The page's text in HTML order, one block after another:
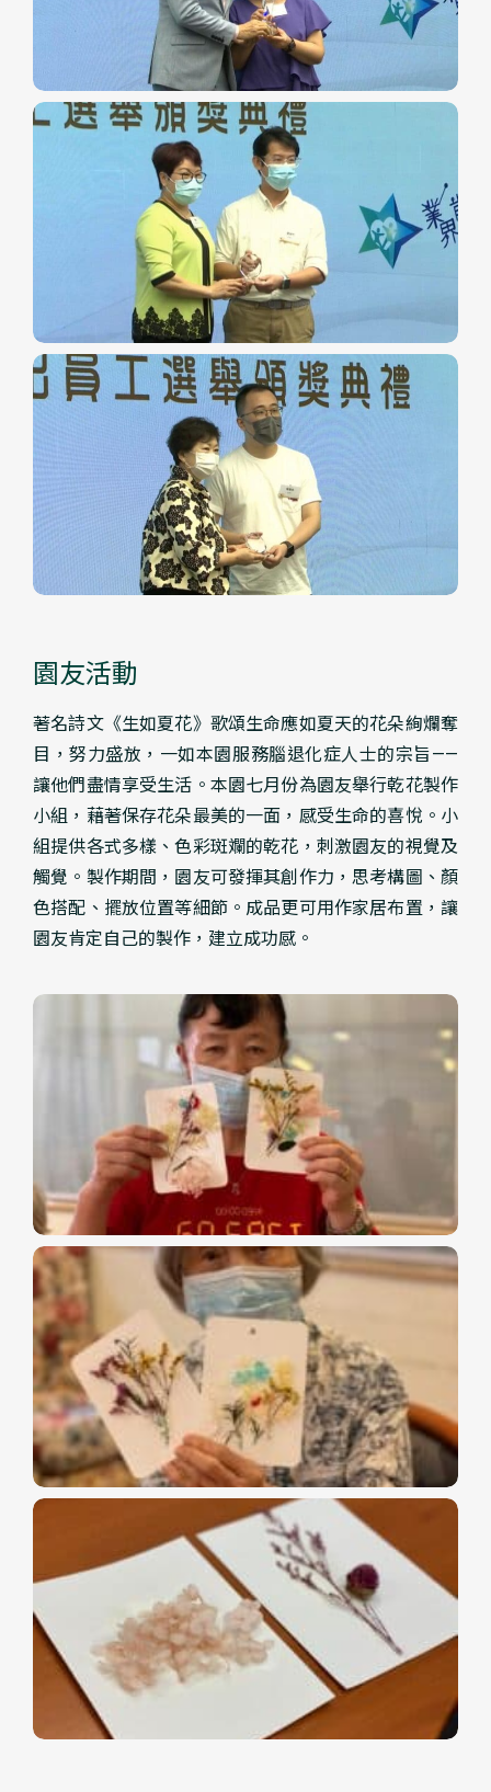
園友活動
著名詩文《生如夏花》歌頌生命應如夏天的花朵絢爛奪
目，努力盛放，一如本園服務腦退化症人士的宗旨——
讓他們盡情享受生活。本園七月份為園友舉行乾花製作
小組，藉著保存花朵最美的一面，感受生命的喜悅。小
組提供各式多樣、色彩斑斕的乾花，刺激園友的視覺及
觸覺。製作期間，園友可發揮其創作力，思考構圖、顏
色搭配、擺放位置等細節。成品更可用作家居布置，讓
園友肯定自己的製作，建立成功感。